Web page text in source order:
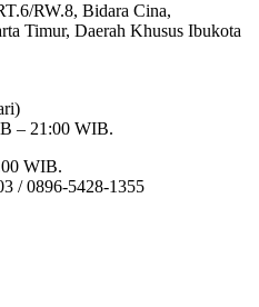
RW.8, Bidara Cina,
Timur, Daerah Khusus Ibukota
– 21:00 WIB.
WIB.
/ 0896-5428-1355